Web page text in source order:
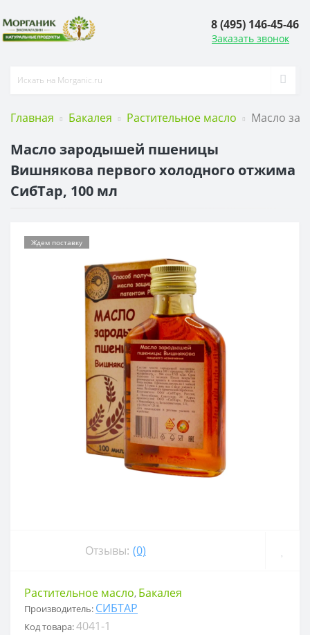
8 (495) 146-45-46
Заказать звонок
Главная Бакалея Растительное масло Масло
Масло зародышей пшеницы
Вишнякова первого холодного отжима
СибТар, 100 мл
Ждем поставку
Отзывы: (0)
Растительное масло, Бакалея
Производитель: СИБТАР
Код товара:4041-1